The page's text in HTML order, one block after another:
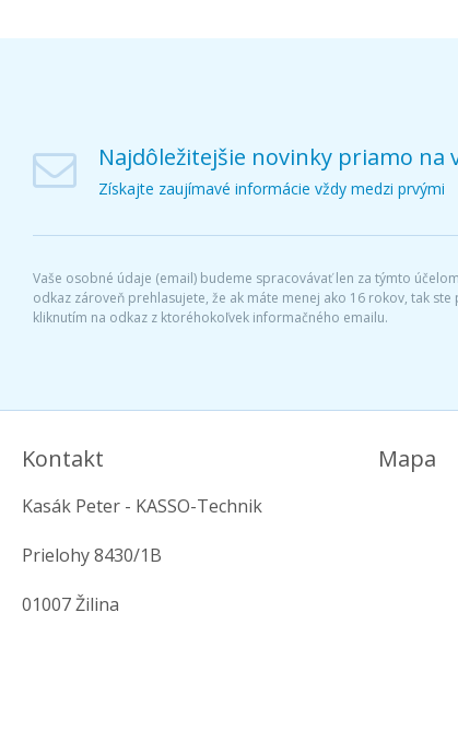
Najdôležitejšie novinky priamo na
Získajte zaujímavé informácie vždy medzi prvými
Vaše osobné údaje (email) budeme spracovávať len za týmto
odkaz zároveň prehlasujete, že ak máte menej ako 16 rokov, tak
kliknutím na odkaz z ktoréhokoľvek informačného emailu.
Kontakt
Kasák Peter - KASSO-Technik
Prielohy 8430/1B
01007 Žilina
Mapa